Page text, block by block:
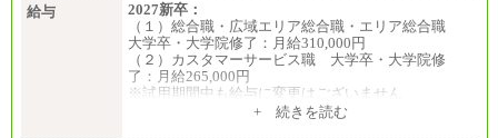
給与
2027新卒：
（１）総合職・広域エリア総合職・エリア総合職
大学卒・大学院修了：月給310,000円
（２）カスタマーサービス職 大学卒・大学院修
了：月給265,000円
※試用期間中も給与に変更はございません
+ 続きを読む